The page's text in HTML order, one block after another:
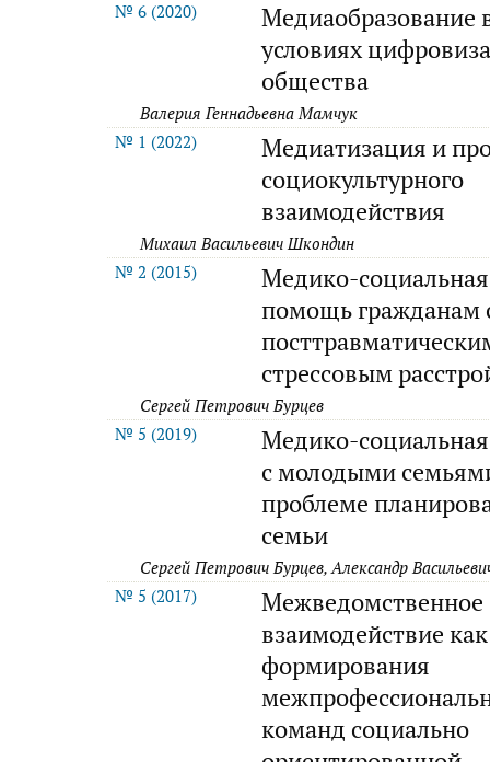
№ 6 (2020)
Медиаобразование
условиях
общества
Валерия Геннадьевна Мамчук
№ 1 (2022)
Медиатизация и
социокультурного
взаимодействия
Михаил Васильевич Шкондин
№ 2 (2015)
Медико-социальная
помощь гражданам
стрессовым
Сергей Петрович Бурцев
№ 5 (2019)
Медико-
с молодыми
проблеме
семьи
Сергей Петрович Бурцев, Александр
№ 5 (2017)
Межведомственное
взаимодействие
формирования
команд социально